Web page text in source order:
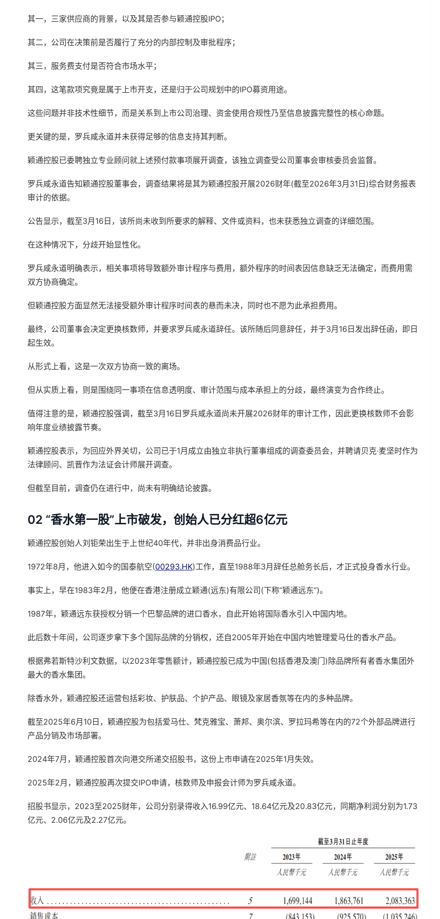
其一，三家供应商的背景，以及其是否参与颖通控股IPO；
其二，公司在决策前是否履行了充分的内部控制及审批程序；
其三，服务费支付是否符合市场水平；
其四，这笔款项究竟是属于上市开支，还是归于公司规划中的IPO募资用途。
这些问题并非技术性细节，而是关系到上市公司治理、资金使用合规性乃至信息披露完整性的核心命题。
更关键的是，罗兵咸永道并未获得足够的信息支持其判断。
颖通控股已委聘独立专业顾问就上述预付款事项展开调查，该独立调查受公司董事会审核委员会监督。
罗兵咸永道告知颖通控股董事会，调查结果将是其为颖通控股开展2026财年(截至2026年3月31日)综合财务报表
审计的依据。
公告显示，截至3月16日，该所尚未收到所要求的解释、文件或资料，也未获悉独立调查的详细范围。
在这种情况下，分歧开始显性化。
罗兵咸永道明确表示，相关事项将导致额外审计程序与费用，额外程序的时间表因信息缺乏无法确定，而费用需
双方协商确定。
但颖通控股方面显然无法接受额外审计程序时间表的悬而未决，同时也不愿为此承担费用。
最终，公司董事会决定更换核数师，并要求罗兵咸永道辞任。该所随后同意辞任，并于3月16日发出辞任函，即日
起生效。
从形式上看，这是一次双方协商一致的离场。
但从实质上看，则是围绕同一事项在信息透明度、审计范围与成本承担上的分歧，最终演变为合作终止。
值得注意的是，颖通控股强调，截至3月16日罗兵咸永道尚未开展2026财年的审计工作，因此更换核数师不会影
响年度业绩披露节奏。
颖通控股表示，为回应外界关切，公司已于1月成立由独立非执行董事组成的调查委员会，并聘请贝克·麦坚时作为
法律顾问、凯晋作为法证会计师展开调查。
但截至目前，调查仍在进行中，尚未有明确结论披露。
02 “香水第一股”上市破发，创始人已分红超6亿元
颖通控股创始人刘钜荣出生于上世纪40年代，并非出身消费品行业。
1972年8月，他进入如今的国泰航空(00293.HK)工作，直至1988年3月辞任总舱务长后，才正式投身香水行业。
事实上，早在1983年2月，他便在香港注册成立颖通(远东)有限公司(下称“颖通远东”)。
1987年，颖通远东获授权分销一个巴黎品牌的进口香水，自此开始将国际香水引入中国内地。
此后数十年间，公司逐步拿下多个国际品牌的分销权，还自2005年开始在中国内地管理爱马仕的香水产品。
根据弗若斯特沙利文数据，以2023年零售额计，颖通控股已成为中国(包括香港及澳门)除品牌所有者香水集团外
最大的香水集团。
除香水外，颖通控股还运营包括彩妆、护肤品、个护产品、眼镜及家居香氛等在内的多种品牌。
截至2025年6月10日，颖通控股为包括爱马仕、梵克雅宝、萧邦、奥尔滨、罗拉玛希等在内的72个外部品牌进行
产品分销及市场部署。
2024年7月，颖通控股首次向港交所递交招股书，这份上市申请在2025年1月失效。
2025年2月，颖通控股再次提交IPO申请，核数师及申报会计师为罗兵咸永道。
招股书显示，2023至2025财年，公司分别录得收入16.99亿元、18.64亿元及20.83亿元，同期净利润分别为1.73
亿元、2.06亿元及2.27亿元。